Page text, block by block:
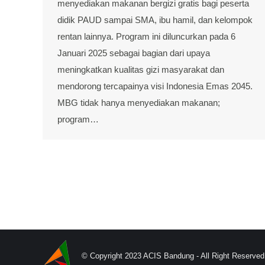
menyediakan makanan bergizi gratis bagi peserta
didik PAUD sampai SMA, ibu hamil, dan kelompok
rentan lainnya. Program ini diluncurkan pada 6
Januari 2025 sebagai bagian dari upaya
meningkatkan kualitas gizi masyarakat dan
mendorong tercapainya visi Indonesia Emas 2045.
MBG tidak hanya menyediakan makanan;
program…
© Copyright 2023 ACIS Bandung - All Right Reserved